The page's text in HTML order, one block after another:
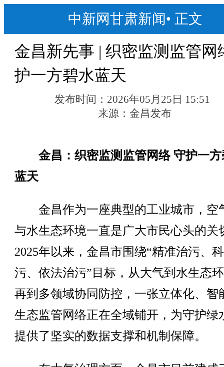
中新网甘肃新闻• 正文
金昌新先事 | 织密监测监管网
护一方碧水蓝天
发布时间： 2026年05月25日 15:51
来源：金昌发布
金昌：织密监测监管网络 守护一
蓝天
金昌作为一座典型的工业城市，空
与水生态环境一直是广大市民心头的关
2025年以来，金昌市围绕“精准治污、
污、依法治污”目标，从大气到水生态
再到多领域协同防控，一张立体化、智
生态监管网络正在全域铺开，为守护绿
提供了坚实的数据支撑和机制保障。